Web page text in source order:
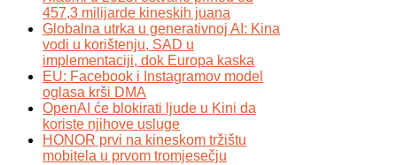
457,3 milijarde kineskih juana
Globalna utrka u generativnoj AI: Kina
vodi u korištenju, SAD u
implementaciji, dok Europa kaska
EU: Facebook i Instagramov model
oglasa krši DMA
OpenAI će blokirati ljude u Kini da
koriste njihove usluge
HONOR prvi na kineskom tržištu
mobitela u prvom tromjesečju